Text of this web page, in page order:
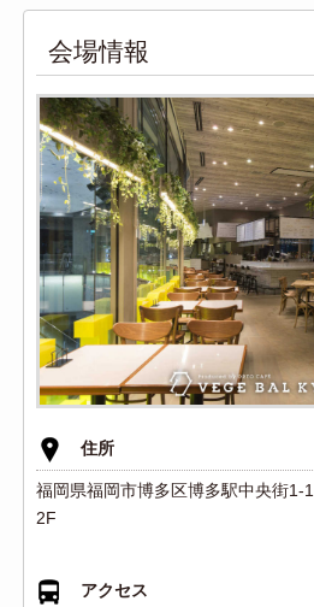
会場情報
住所
福岡県福岡市博多区博多駅中央街1-
2F
アクセス